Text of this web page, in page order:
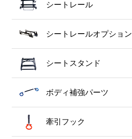
シートレール
シートレールオプション
シートスタンド
ボディ補強パーツ
牽引フック